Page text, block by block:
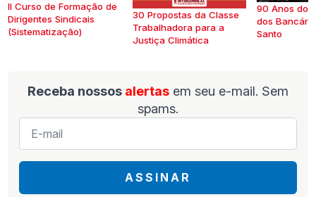
II Curso de Formação de
Dirigentes Sindicais
(Sistematização)
30 Propostas da Classe
Trabalhadora para a
Justiça Climática
90 Anos do
dos
Santo
Receba nossos alertas em seu e-mail. Sem
spams.
E-
mail
ASSINAR